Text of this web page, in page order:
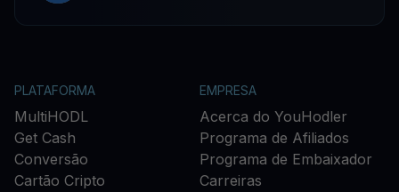
PLATAFORMA
MultiHODL
Get Cash
Conversão
Cartão Cripto
EMPRESA
Acerca do YouHodler
Programa de Afiliados
Programa de Embaixador
Carreiras